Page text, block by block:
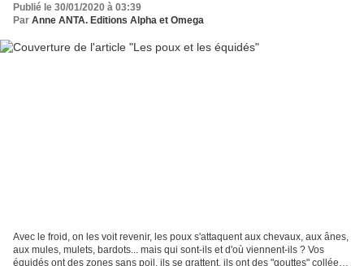
Publié le 30/01/2020 à 03:39
Par Anne ANTA. Editions Alpha et Omega
Avec le froid, on les voit revenir, les poux s'attaquent aux chevaux, aux ânes,
aux mules, mulets, bardots... mais qui sont-ils et d'où viennent-ils ? Vos
équidés ont des zones sans poil, ils se grattent, ils ont des "gouttes" collées